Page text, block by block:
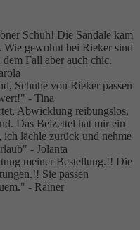
Schuh! Die Sandale kam
gewohnt bei Rieker sind
Fall aber auch chic.
Schuhe von Rieker passen
- Tina
Abwicklung reibungslos,
Das Beizettel hat mir ein
ich lächle zurück und nehme
- Jolanta
meiner Bestellung.!! Die
Sie passen
- Rainer